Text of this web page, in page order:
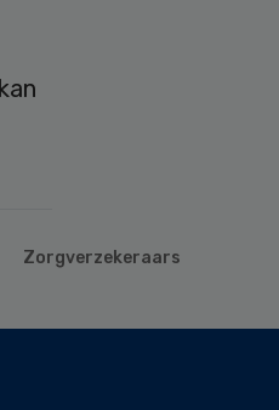
Zorgverzekeraars